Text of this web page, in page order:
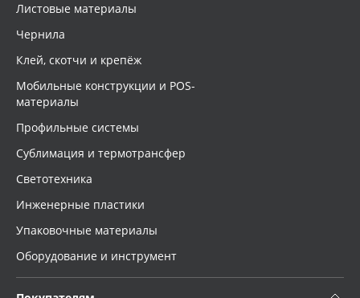
Листовые материалы
Чернила
Клей, скотчи и крепёж
Мобильные конструкции и POS-
материалы
Профильные системы
Сублимация и термотрансфер
Светотехника
Инженерные пластики
Упаковочные материалы
Оборудование и инструмент